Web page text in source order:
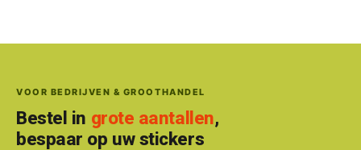
VOOR BEDRIJVEN & GROOTHANDEL
Bestel in grote aantallen,
bespaar op uw stickers